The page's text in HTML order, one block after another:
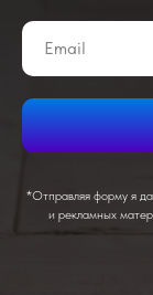
Email
*Отправляя форму я
и рекламных